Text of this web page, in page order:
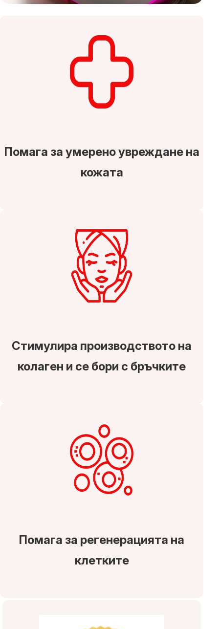
Помага за умерено увреждане на
кожата
Стимулира производството на
колаген и се бори с бръчките
Помага за регенерацията на
клетките